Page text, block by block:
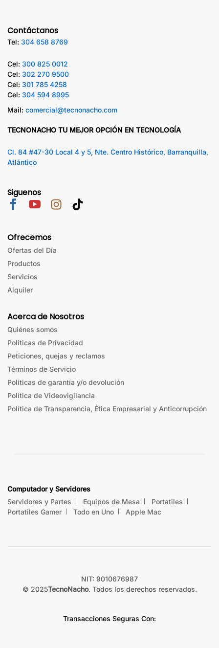
Contáctanos
Tel: 304 658 8769
Cel: 300 825 0012
Cel: 302 270 9500
Cel: 301 785 4258
Cel: 304 594 8995
Mail: comercial@tecnonacho.com
TECNONACHO TU MEJOR OPCIÓN EN TECNOLOGÍA
Cl. 84 #47-30 Local 4 y 5, Nte. Centro Histórico, Barranquilla,
Atlántico
Siguenos
Ofrecemos
Ofertas del Día
Productos
Servicios
Alquiler
Acerca de Nosotros
Quiénes somos
Politicas de Privacidad
Peticiones, quejas y reclamos
Términos de Servicio
Políticas de garantía y/o devolución
Política de Videovigilancia
Política de Transparencia, Ética Empresarial y Anticorrupción
Computador y Servidores
Servidores y Partes
Equipos de Mesa
Portatiles
Portatiles Gamer
Todo en Uno Apple Mac
NIT: 9010676987
© 2025TecnoNacho. Todos los derechos reservados.
Transacciones Seguras Con: